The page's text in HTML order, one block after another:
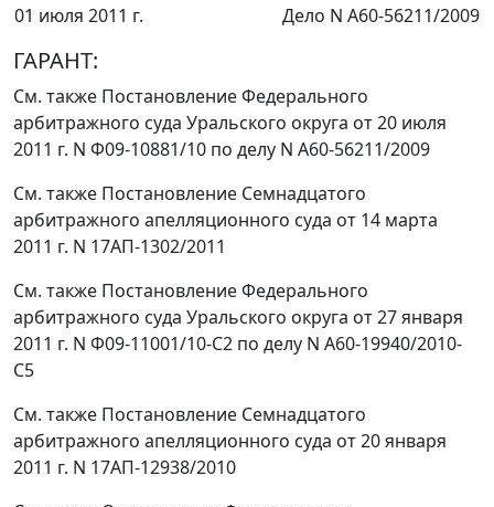
01 июля 2011 г.
Дело N А60-56211/2009
ГАРАНТ:
См. также ПостановлениеФедерального
арбитражного суда Уральского округа от 20 июля
2011 г. N Ф09-10881/10 по делу N А60-56211/2009
См. также Постановление Семнадцатого
арбитражного апелляционного суда от 14 марта
2011 г. N 17АП-1302/2011
См. также ПостановлениеФедерального
арбитражного суда Уральского округа от 27 января
2011 г. N Ф09-11001/10-С2 по делу N А60-19940/2010-
С5
См. также Постановление Семнадцатого
арбитражного апелляционного суда от 20 января
2011 г. N 17АП-12938/2010